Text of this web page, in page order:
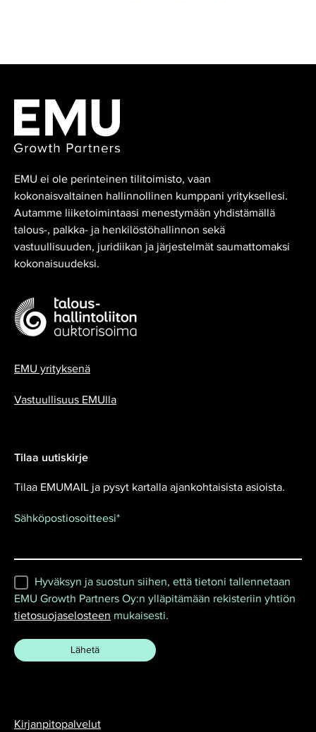
EMU ei ole perinteinen tilitoimisto, vaan
kokonaisvaltainen hallinnollinen kumppani yrityksellesi.
Autamme liiketoimintaasi menestymään yhdistämällä
talous-, palkka- ja henkilöstöhallinnon sekä
vastuullisuuden, juridiikan ja järjestelmät saumattomaksi
kokonaisuudeksi.
EMU yrityksenä
Vastuullisuus EMUlla
Tilaa uutiskirje
Tilaa EMUMAIL ja pysyt kartalla ajankohtaisista asioista.
Sähköpostiosoitteesi*
Hyväksyn ja suostun siihen, että tietoni tallennetaan
EMU Growth Partners Oy:n ylläpitämään rekisteriin yhtiön
tietosuojaselosteen mukaisesti.
Kirjanpitopalvelut